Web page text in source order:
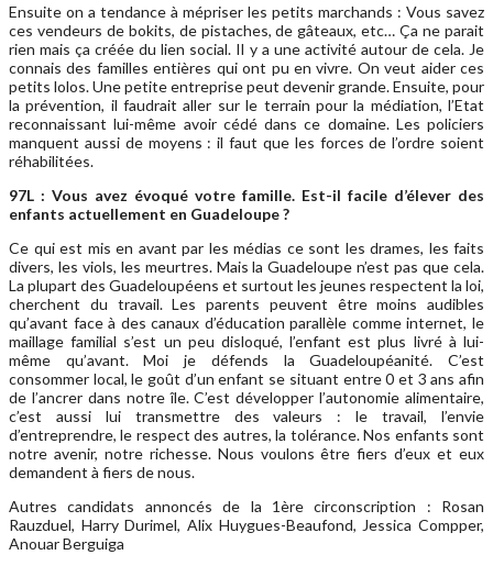
Ensuite on a tendance à mépriser les petits marchands : Vous savez
ces vendeurs de bokits, de pistaches, de gâteaux, etc… Ça ne parait
rien mais ça créée du lien social. Il y a une activité autour de cela. Je
connais des familles entières qui ont pu en vivre. On veut aider ces
petits lolos. Une petite entreprise peut devenir grande. Ensuite, pour
la prévention, il faudrait aller sur le terrain pour la médiation, l’Etat
reconnaissant lui-même avoir cédé dans ce domaine. Les policiers
manquent aussi de moyens : il faut que les forces de l’ordre soient
réhabilitées.
97L : Vous avez évoqué votre famille. Est-il facile d’élever des
enfants actuellement en Guadeloupe ?
Ce qui est mis en avant par les médias ce sont les drames, les faits
divers, les viols, les meurtres. Mais la Guadeloupe n’est pas que cela.
La plupart des Guadeloupéens et surtout les jeunes respectent la loi,
cherchent du travail. Les parents peuvent être moins audibles
qu’avant face à des canaux d’éducation parallèle comme internet, le
maillage familial s’est un peu disloqué, l’enfant est plus livré à lui-
même qu’avant. Moi je défends la Guadeloupéanité. C’est
consommer local, le goût d’un enfant se situant entre 0 et 3 ans afin
de l’ancrer dans notre île. C’est développer l’autonomie alimentaire,
c’est aussi lui transmettre des valeurs : le travail, l’envie
d’entreprendre, le respect des autres, la tolérance. Nos enfants sont
notre avenir, notre richesse. Nous voulons être fiers d’eux et eux
demandent à fiers de nous.
Autres candidats annoncés de la 1ère circonscription : Rosan
Rauzduel, Harry Durimel, Alix Huygues-Beaufond, Jessica Compper,
Anouar Berguiga